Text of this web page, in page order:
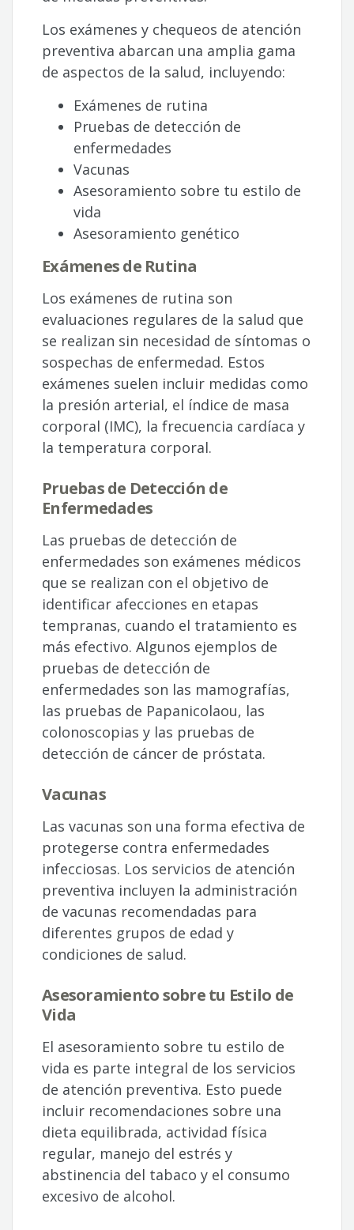
Los exámenes y chequeos de atención
preventiva abarcan una amplia gama
de aspectos de la salud, incluyendo:
Exámenes de rutina
Pruebas de detección de
enfermedades
Vacunas
Asesoramiento sobre tu estilo de
vida
Asesoramiento genético
Exámenes de Rutina
Los exámenes de rutina son
evaluaciones regulares de la salud que
se realizan sin necesidad de síntomas o
sospechas de enfermedad. Estos
exámenes suelen incluir medidas como
la presión arterial, el índice de masa
corporal (IMC), la frecuencia cardíaca y
la temperatura corporal.
Pruebas de Detección de
Enfermedades
Las pruebas de detección de
enfermedades son exámenes médicos
que se realizan con el objetivo de
identificar afecciones en etapas
tempranas, cuando el tratamiento es
más efectivo. Algunos ejemplos de
pruebas de detección de
enfermedades son las mamografías,
las pruebas de Papanicolaou, las
colonoscopias y las pruebas de
detección de cáncer de próstata.
Vacunas
Las vacunas son una forma efectiva de
protegerse contra enfermedades
infecciosas. Los servicios de atención
preventiva incluyen la administración
de vacunas recomendadas para
diferentes grupos de edad y
condiciones de salud.
Asesoramiento sobre tu Estilo de
Vida
El asesoramiento sobre tu estilo de
vida es parte integral de los servicios
de atención preventiva. Esto puede
incluir recomendaciones sobre una
dieta equilibrada, actividad física
regular, manejo del estrés y
abstinencia del tabaco y el consumo
excesivo de alcohol.